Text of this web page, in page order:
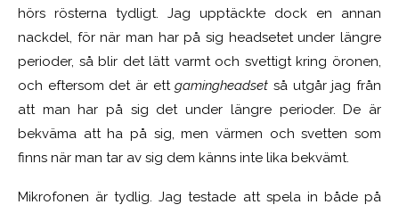
hörs rösterna tydligt. Jag upptäckte dock en annan
nackdel, för när man har på sig headsetet under längre
perioder, så blir det lätt varmt och svettigt kring öronen,
och eftersom det är ettgamingheadset så utgår jag från
att man har på sig det under längre perioder. De är
bekväma att ha på sig, men värmen och svetten som
finns när man tar av sig dem känns inte lika bekvämt.
Mikrofonen är tydlig. Jag testade att spela in både på